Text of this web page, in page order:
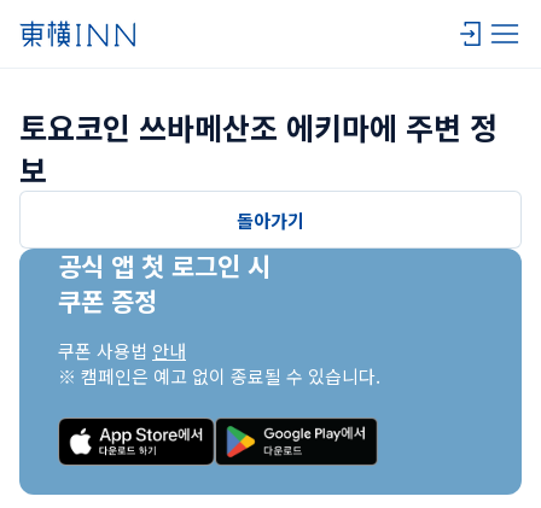
토요코인 쓰바메산조 에키마에 주변 정
보
돌아가기
공식 앱 첫 로그인 시
쿠폰 증정
쿠폰 사용법 안내
※ 캠페인은 예고 없이 종료될 수 있습니다.